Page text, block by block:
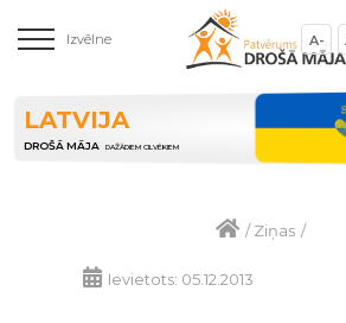
Izvēlne A-
LATVIJA
DROŠĀ MĀJA DAŽĀDIEM CILVĒKIEM
/Ziņas /
Ievietots: 05.12.2013